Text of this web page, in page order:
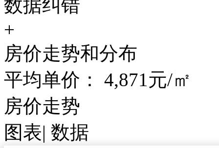
数据纠错
+
房价走势和分布
平均单价： 4,871 元/㎡
房价走势
图表| 数据